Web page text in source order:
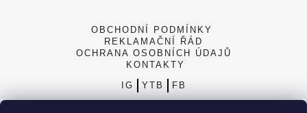
í
OBCHODNÍ PODMÍNKY
REKLAMAČNÍ ŘÁD
OCHRANA OSOBNÍCH ÚDAJŮ
KONTAKTY
IG YTB FB